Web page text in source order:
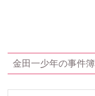
金田一少年の事件簿